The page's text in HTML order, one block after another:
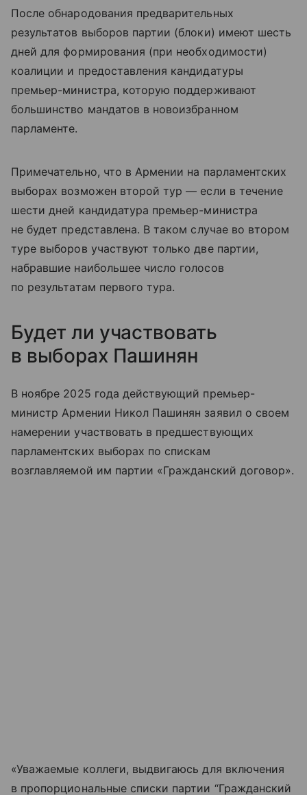
После обнародования предварительных
результатов выборов партии (блоки) имеют шесть
дней для формирования (при необходимости)
коалиции и предоставления кандидатуры
премьер-министра, которую поддерживают
большинство мандатов в новоизбранном
парламенте.
Примечательно, что в Армении на парламентских
выборах возможен второй тур — если в течение
шести дней кандидатура премьер-министра
не будет представлена. В таком случае во втором
туре выборов участвуют только две партии,
набравшие наибольшее число голосов
по результатам первого тура.
Будет ли участвовать
в выборах Пашинян
В ноябре 2025 года действующий премьер-
министр Армении Никол Пашинян заявил о своем
намерении участвовать в предшествующих
парламентских выборах по спискам
возглавляемой им партии «Гражданский договор».
«Уважаемые коллеги, выдвигаюсь для включения
в пропорциональные списки партии “Гражданский